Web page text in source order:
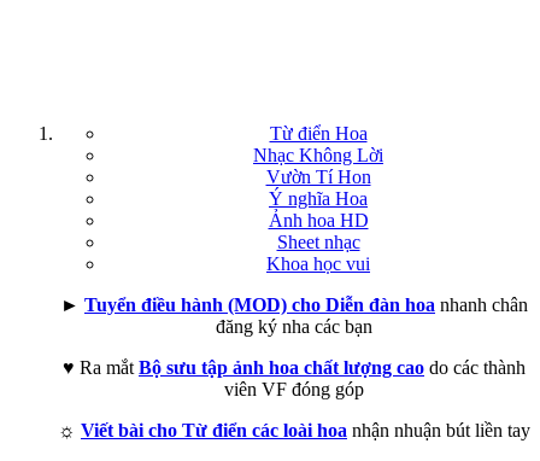
Từ điển Hoa
Nhạc Không Lời
Vườn Tí Hon
Ý nghĩa Hoa
Ảnh hoa HD
Sheet nhạc
Khoa học vui
► Tuyển điều hành (MOD) cho Diễn đàn hoa nhanh chân
đăng ký nha các bạn
♥ Ra mắt Bộ sưu tập ảnh hoa chất lượng cao do các thành
viên VF đóng góp
☼ Viết bài cho Từ điển các loài hoa nhận nhuận bút liền tay